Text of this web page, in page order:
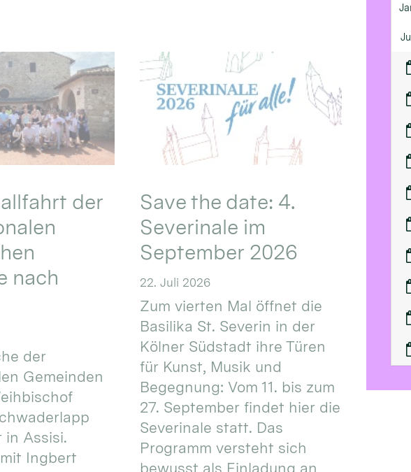
der
nach
der
Gemeinden
in Assisi.
Ingbert
Save the date: 4.
Severinale im
September 2026
22. Juli 2026
Zum vierten Mal öffnet die
Basilika St. Severin in der
Kölner Südstadt ihre Türen
für Kunst, Musik und
Begegnung: Vom 11. bis zum
27. September findet hier die
Severinale statt. Das
Programm versteht sich
bewusst als Einladung an